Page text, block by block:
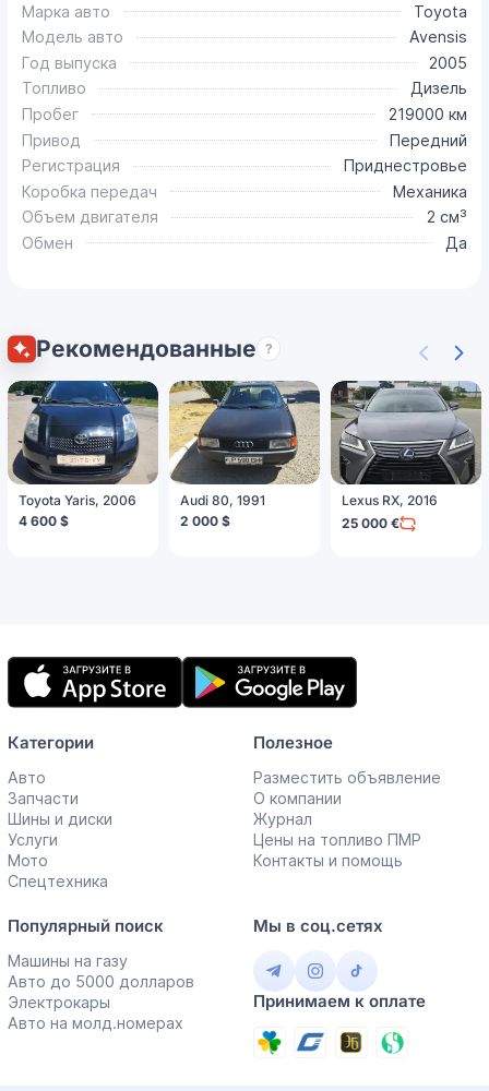
Марка авто
Toyota
Модель авто
Avensis
Год выпуска
2005
Топливо
Дизель
Пробег
219000 км
Привод
Передний
Регистрация
Приднестровье
Коробка передач
Механика
Объем двигателя
2 см³
Обмен
Да
Рекомендованные ?
Toyota Yaris, 2006
4 600 $
Audi 80, 1991
2 000 $
Lexus RX, 2016
25 000 €
Мобильное
приложение
Категории
Авто
Запчасти
Шины и диски
Услуги
Мото
Спецтехника
Полезное
Разместить объявление
О компании
Журнал
Цены на топливо ПМР
Контакты и помощь
Популярный поиск
Машины на газу
Авто до 5000 долларов
Электрокары
Авто на молд.номерах
Мы в соц.сетях
Принимаем к оплате